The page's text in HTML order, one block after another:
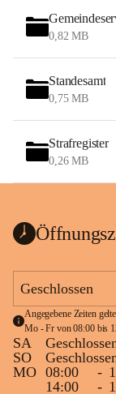
0,82 MB
Standesamt
0,75 MB
Strafregister
0,26 MB
Geschlossen
Angegebene Zeiten
Mo - Fr von 08:00 bis
SA
SO
MO 08:00 -
14:00
-